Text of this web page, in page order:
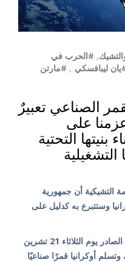
, #الحرب في
ليبافسكي , #مارتن
الصناعي تعبيرٌ
على
التحتية
التشغيلية
التشيكية أن جمهورية
وستتبرع به كدليل على
ووفقًا لتقرير وزارة الخارجية التشيكية الصادر يوم الثلاثاء 21 تشرين
أوكرانيا قمرًا صناعيًا